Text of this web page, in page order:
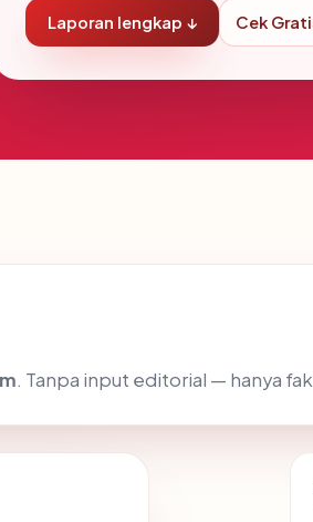
Laporan lengkap ↓ Cek
. Tanpa input editorial — hanya